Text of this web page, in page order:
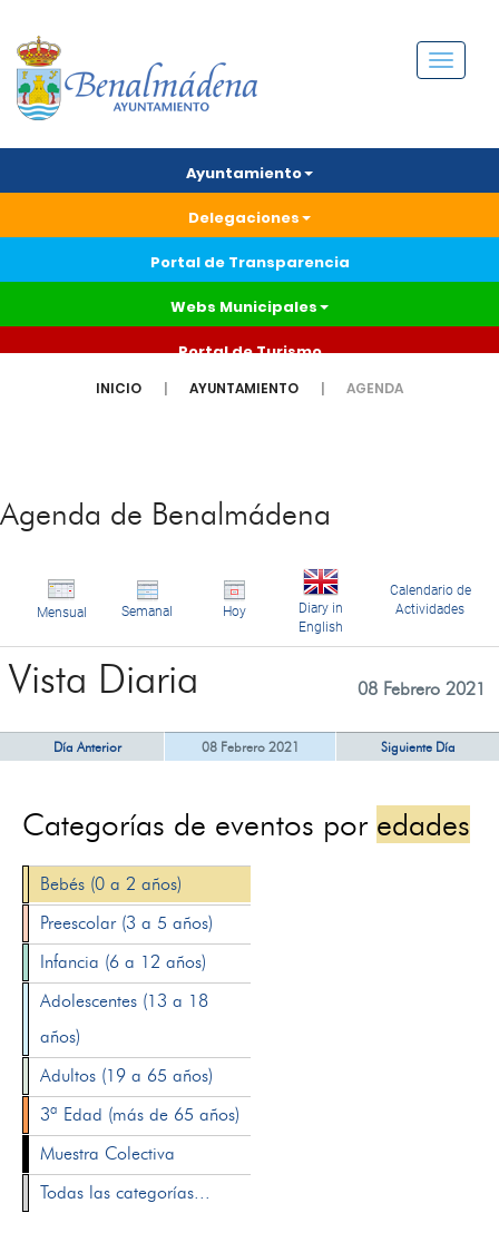
Menú
Ayuntamiento
Delegaciones
Portal de Transparencia
Webs Municipales
Portal de Turismo
INICIO AYUNTAMIENTO AGENDA
Agenda de Benalmádena
Mensual Semanal Hoy
Diary in
English
Calendario de
Actividades
Vista Diaria 08 Febrero 2021
Día Anterior 08 Febrero 2021 Siguiente Día
Categorías de eventos por edades
Bebés (0 a 2 años)
Preescolar (3 a 5 años)
Infancia (6 a 12 años)
Adolescentes (13 a 18
años)
Adultos (19 a 65 años)
3ª Edad (más de 65 años)
Muestra Colectiva
Todas las categorías...